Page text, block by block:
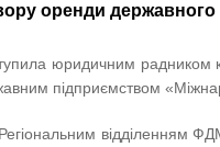
оренди
юридичним радником
підприємством
відділенням